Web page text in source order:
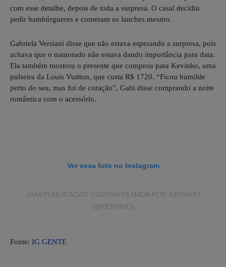
com esse detalhe, depois de toda a surpresa. O casal decidiu
pedir hambúrgueres e comeram os lanches mesmo.
Gabriela Versiani disse que não estava esperando a surpresa, pois
achava que o namorado não estava dando importância para data.
Ela também mostrou o presente que comprou para Kevinho, uma
pulseira da Louis Vuitton, que custa R$ 1720. “Ficou humilde
perto do seu, mas foi de coração”, Gabi disse comprando a noite
romântica com o acessório.
Ver essa foto no Instagram
UMA PUBLICAÇÃO COMPARTILHADA POR KEVINHO
(@KEVINHO)
Fonte: IG GENTE